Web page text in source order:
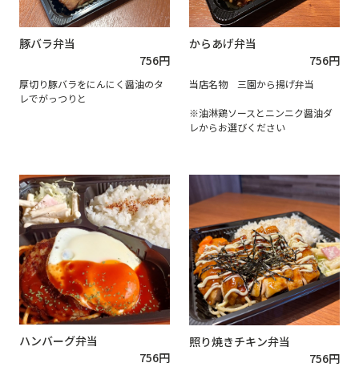
豚バラ弁当
756円
厚切り豚バラをにんにく醤油のタ
レでがっつりと
からあげ弁当
756円
当店名物 三園から揚げ弁当
※油淋鶏ソースとニンニク醤油ダ
レからお選びください
ハンバーグ弁当
756円
照り焼きチキン弁当
756円